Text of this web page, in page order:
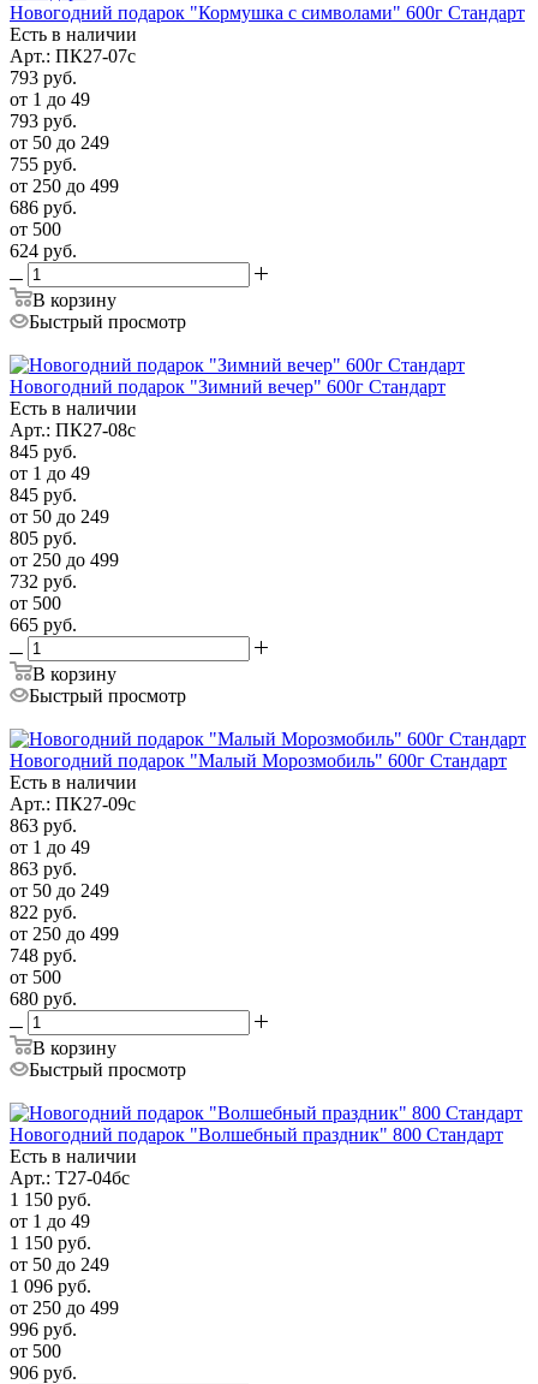
Новогодний подарок "Кормушка с символами" 600г Стандарт
Есть в наличии
Арт.: ПК27-07с
793 руб.
от 1 до 49
793 руб.
от 50 до 249
755 руб.
от 250 до 499
686 руб.
от 500
624 руб.
В корзину
Быстрый просмотр
Новогодний подарок "Зимний вечер" 600г Стандарт
Есть в наличии
Арт.: ПК27-08с
845 руб.
от 1 до 49
845 руб.
от 50 до 249
805 руб.
от 250 до 499
732 руб.
от 500
665 руб.
В корзину
Быстрый просмотр
Новогодний подарок "Малый Морозмобиль" 600г Стандарт
Есть в наличии
Арт.: ПК27-09с
863 руб.
от 1 до 49
863 руб.
от 50 до 249
822 руб.
от 250 до 499
748 руб.
от 500
680 руб.
В корзину
Быстрый просмотр
Новогодний подарок "Волшебный праздник" 800 Стандарт
Есть в наличии
Арт.: Т27-04бс
1 150 руб.
от 1 до 49
1 150 руб.
от 50 до 249
1 096 руб.
от 250 до 499
996 руб.
от 500
906 руб.